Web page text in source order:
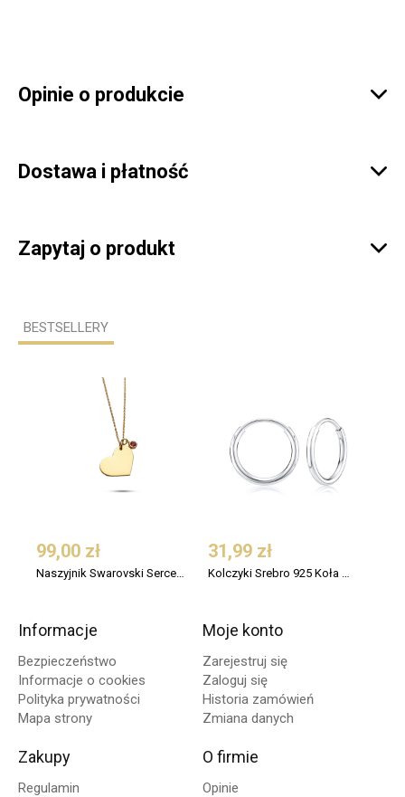
Opinie o produkcie 
Dostawa i płatność 
Zapytaj o produkt 
BESTSELLERY
99,00 zł
Naszyjnik Swarovski Serce Srebro 925 Pozłacany
31,99 zł
Kolczyki Srebro 925 Koła Małe 12 mm
Informacje
Bezpieczeństwo
Informacje o cookies
Polityka prywatności
Mapa strony
Moje konto
Zarejestruj się
Zaloguj się
Historia zamówień
Zmiana danych
Zakupy
Regulamin
O firmie
Opinie